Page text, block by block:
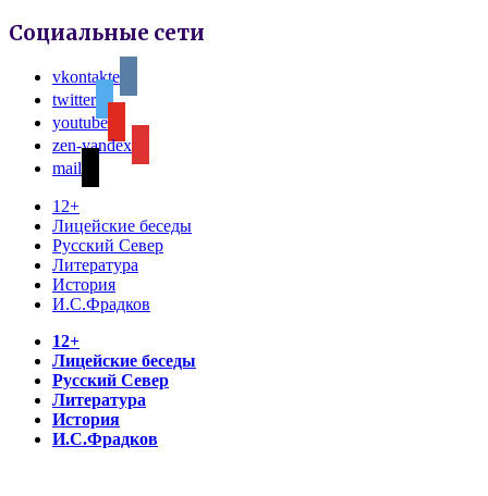
Социальные сети
vkontakte
twitter
youtube
zen-yandex
mail
12+
Лицейские беседы
Русский Север
Литература
История
И.С.Фрадков
12+
Лицейские беседы
Русский Север
Литература
История
И.С.Фрадков